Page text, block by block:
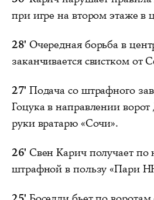
при игре на втором этаже в
28' Очередная борьба в
заканчивается свистком от
27' Подача со штрафного
Гоцука в направлении
руки вратарю «Сочи».
26' Свен Карич получает по
штрафной в пользу «Пари